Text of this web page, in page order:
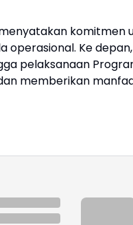
komitmen
Ke
pelaksanaan
memberikan